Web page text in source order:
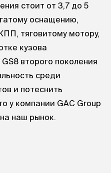
стоит от 3,7 до 5
оснащению,
тяговитому мотору,
кузова
второго поколения
среди
и потеснить
у компании GAC Group
наш рынок.